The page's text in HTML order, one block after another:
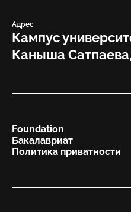
Foundation
Бакалавриат
Политика приватности
Адрес
Кампус
Каныша